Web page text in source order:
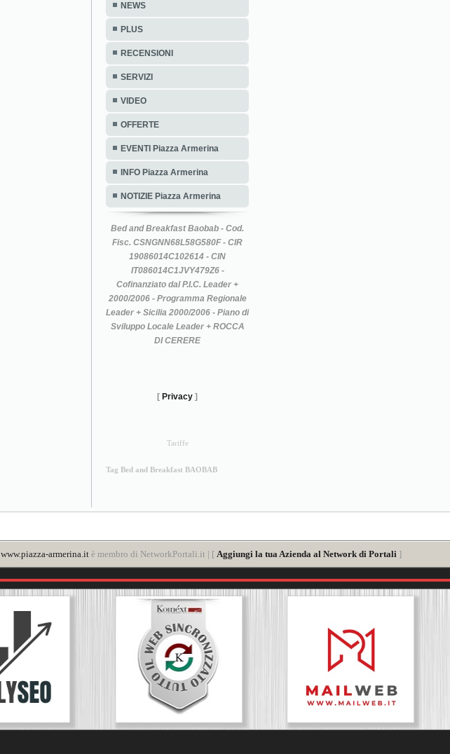
NEWS
PLUS
RECENSIONI
SERVIZI
VIDEO
OFFERTE
EVENTI Piazza Armerina
INFO Piazza Armerina
NOTIZIE Piazza Armerina
Bed and Breakfast Baobab - Cod.
Fisc. CSNGNN68L58G580F - CIR
19086014C102614 - CIN
IT086014C1JVY479Z6 -
Cofinanziato dal P.I.C. Leader +
2000/2006 - Programma Regionale
Leader + Sicilia 2000/2006 - Piano di
Sviluppo Locale Leader + ROCCA
DI CERERE
[ Privacy ]
Tariffe
Tag Bed and Breakfast BAOBAB
www.piazza-armerina.itè membro di NetworkPortali.it | [ Aggiungi la tua Azienda al Network di Portali ]